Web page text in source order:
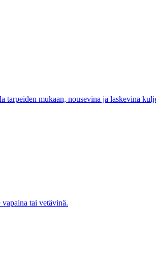
tarpeiden mukaan, nousevina ja laskevina
tai vetävinä.